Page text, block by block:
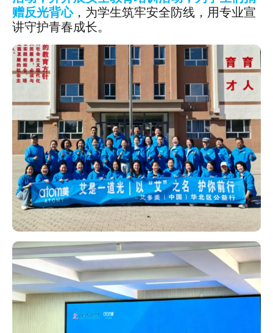
赠反光背心，为学生筑牢安全防线，用专业宣
讲守护青春成长。